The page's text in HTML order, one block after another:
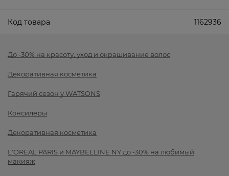
Код товара 1162936
До -30% на красоту, уход и окрашивание волос
Декоративная косметика
Гарячий сезон у WATSONS
Консилеры
Декоративная косметика
L'OREAL PARIS и MAYBELLINE NY до -30% на любимый
макияж